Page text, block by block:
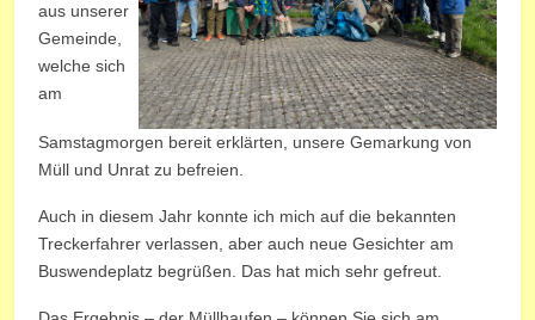
aus unserer
Gemeinde,
welche sich
am
Samstagmorgen bereit erklärten, unsere Gemarkung von
Müll und Unrat zu befreien.
Auch in diesem Jahr konnte ich mich auf die bekannten
Treckerfahrer verlassen, aber auch neue Gesichter am
Buswendeplatz begrüßen. Das hat mich sehr gefreut.